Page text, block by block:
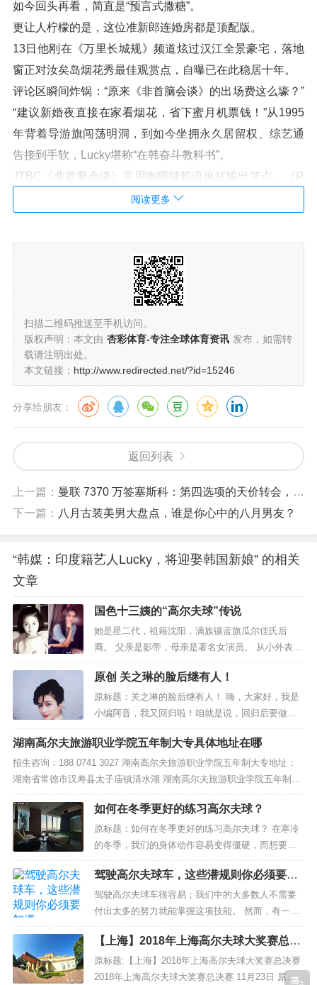
如今回头再看，简直是“预言式撒糖”。
更让人柠檬的是，这位准新郎连婚房都是顶配版。
13日他刚在《万里长城规》频道炫过汉江全景豪宅，落地
窗正对汝矣岛烟花秀最佳观赏点，自曝已在此稳居十年。
评论区瞬间炸锅：“原来《非首脑会谈》的出场费这么壕？”
“建议新婚夜直接在家看烟花，省下蜜月机票钱！”从1995
年背着导游旗闯荡明洞，到如今坐拥永久居留权、综艺通
告接到手软，Lucky堪称“在韩奋斗教科书”。
JTBC《非首脑会谈》里用咖喱味韩语疯狂输出笑点，《R
adio Star》里自黑“印度人数学好是谣言”，这些名场面让韩
如今真要成为法律意义上的“自家人”，韩网一片祝福：“孩
子以后韩语印度语英语三语切换，综艺基因稳了！”不过也
有网友操心跨国婚姻的“终极考题”：“以后家里泡菜咖喱打
架，Lucky站哪边？”毕竟这位哥曾在节目里为“印度飞饼vs
韩国泡菜”吵到脸红。
但看他如今连二胎计划都提前完成的操作，估计早已掌握
“老婆永远是对的”这条宇宙真理。
这场跨越喜马拉雅的婚姻，或许正应了Lucky常挂在嘴边的
那句韩式哲学：“인연은 이미 정해져 있어요”。
从导游麦克风到婚礼进行曲，这位印度欧巴的韩国罗曼
史，可比他讲过的任何段子都精彩。
阅读更多
扫描二维码推送至手机访问。
版权声明：本文由 杏彩体育-专注全球体育资讯 发布，如需转
载请注明出处。
本文链接： http://www.redirected.net/?id=15246
分享给朋友：
返回列表
上一篇： 曼联 7370 万签塞斯科：第四选项的天价转会，是豪赌还是昏招？
下一篇： 八月古装美男大盘点，谁是你心中的八月男友？
“韩媒：印度籍艺人Lucky，将迎娶韩国新娘” 的相关
文章
国色十三姨的“高尔夫球”传说
她是星二代，祖籍沈阳，满族镶蓝旗瓜尔佳氏后
裔。 父亲是影帝，母亲是著名女演员。 从小外表出
众，肤白貌美大长腿，加上高鼻梁大眼睛，犹如粉
雕玉琢的瓷娃娃一般，随便往哪一站都是焦点。 她
就是关之琳。 天生一手好牌的关之琳，为何日后与”
高尔夫球“传出绯闻？...
原创 关之琳的脸后继有人！
原标题：关之琳的脸后继有人！ 嗨，大家好，我是
小编阿音，我又回归啦！咱就是说，回归后要做的
第一件事就是立刻更文，以供各位娱乐爱好者一享
休闲之乐。不再废话，请往下看。 她，出生于上世
纪六十年代的港地女星关之琳！其霞映澄塘般的艳
丽风姿不仅令当时人为之绝倒，亦引得无数...
湖南高尔夫旅游职业学院五年制大专具体地址在哪
招生咨询：188 0741 3027 湖南高尔夫旅游职业学院五年制大专地址：
湖南省常德市汉寿县太子庙镇清水湖 湖南高尔夫旅游职业学院五年制大
专办学条件 学院现有教师232人，其中，校内专任教师139人，校内兼课
教师37人，...
如何在冬季更好的练习高尔夫球？
原标题：如何在冬季更好的练习高尔夫球？ 在寒冷
的冬季，我们的身体动作容易变得僵硬，而想要在
户外打上一场高尔夫球似乎要比往常要更加艰难，
除了抵御刺骨的寒风，还要保证在运动后不受凉感
冒等等。 在室内高尔夫出现之前，北方的高尔夫球
友们大多如候鸟迁徙般飞到南方打上几场球以解球
“瘾...
驾驶高尔夫球车，这些潜规则你必须要知
道
驾驶高尔夫球车很容易；我们中的大多数人不需要
付出太多的努力就能掌握这项技能。 然而，有一些
规则是你需要注意的。其中大多数是潜规则，对于
狂热的高尔夫爱好者和高尔夫球车司机来说，这些
潜规则已经成为第二天性。如果你是一个初学者，
你可能会对驾驶这些车辆时有多少礼节被认为是常
【上海】2018年上海高尔夫球大奖赛总决
赛
原标题:【上海】2018年上海高尔夫球大奖赛总决赛
2018年上海高尔夫球大奖赛总决赛 11月23日 原标